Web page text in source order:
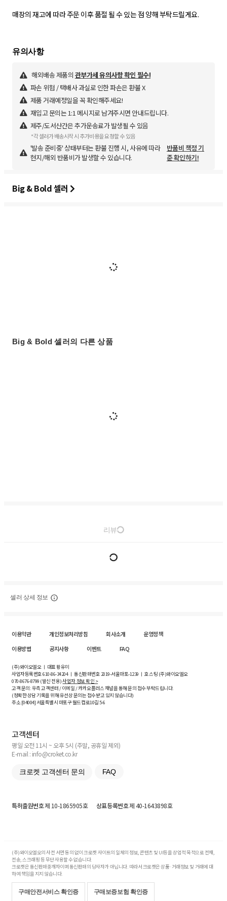
매장의 재고에 따라 주문 이후 품절 될 수 있는 점 양해 부탁드릴게요.
유의사항
해외배송 제품의 관부가세 유의사항 확인 필수!
파손 위험 / 택배사 과실로 인한 파손은 환불 X
제품 거래예정일을 꼭 확인해주세요!
재입고 문의는 1:1 메시지로 남겨주시면 안내드립니다.
제주/도서산간은 추가운송료가 발생될 수 있음
*각 셀러가 배송시작 시 추가비용을 요청할 수 있음
'발송 준비중' 상태부터는 환불 진행 시, 사유에 따라
현지/해외 반품비가 발생할 수 있습니다.
반품비 책정 기
준 확인하기!
Big & Bold 셀러
Big & Bold 셀러의 다른 상품
리뷰
셀러 상세 정보
이용약관 개인정보처리방침 회사소개
운영정책
이용방법
공지사항 이벤트 FAQ
(주)와이오엘오 ㅣ 대표 황유미
사업자등록번호610-86-34204ㅣ 통신판매번호 2019-서울마포-1239 ㅣ 호스팅 (주)와이오엘오
070-8676-8799 (발신 전용)사업자 정보 확인 >
고객 문의: 우측 고객센터 / 이메일 / 카카오플러스 채널을 통해 문의 접수 부탁드립니다.
(정확한 상담 기록을 위해 유선상 문의는 접수받고 있지 않습니다)
주소 [04004] 서울특별시 마포구 월드컵로10길5-6
고객센터
평일 오전 11시 ~ 오후 5시 (주말, 공휴일 제외)
E-mail : info@croket.co.kr
크로켓 고객센터 문의 FAQ
특허출원번호제 10-1865905호 상표등록번호제 40-1643898호
(주)와이오엘오의 사전 서면 동의 없이 크로켓 사이트의 일체의 정보, 콘텐츠 및 UI등을 상업적 목적으로 전재,
전송, 스크래핑 등 무단 사용할 수 없습니다.
크로켓은 통신판매중개자이며 통신판매의 당사자가 아닙니다. 따라서 크로켓은 상품·거래정보 및 거래에 대
하여 책임을 지지 않습니다.
구매안전서비스 확인증 구매보증보험 확인증